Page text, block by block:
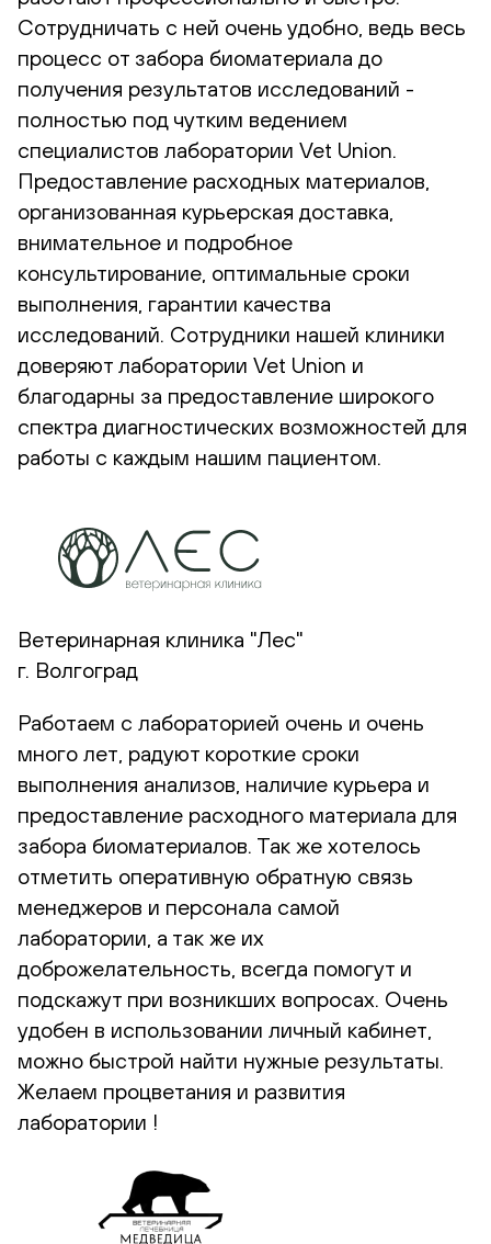
Сотрудничать с ней очень удобно, ведь весь
процесс от забора биоматериала до
получения результатов исследований -
полностью под чутким ведением
специалистов лаборатории Vet Union.
Предоставление расходных материалов,
организованная курьерская доставка,
внимательное и подробное
консультирование, оптимальные сроки
выполнения, гарантии качества
исследований. Сотрудники нашей клиники
доверяют лаборатории Vet Union и
благодарны за предоставление широкого
спектра диагностических возможностей для
работы с каждым нашим пациентом.
Ветеринарная клиника "Лес"
г. Волгоград
Работаем с лабораторией очень и очень
много лет, радуют короткие сроки
выполнения анализов, наличие курьера и
предоставление расходного материала для
забора биоматериалов. Так же хотелось
отметить оперативную обратную связь
менеджеров и персонала самой
лаборатории, а так же их
доброжелательность, всегда помогут и
подскажут при возникших вопросах. Очень
удобен в использовании личный кабинет,
можно быстрой найти нужные результаты.
Желаем процветания и развития
лаборатории !